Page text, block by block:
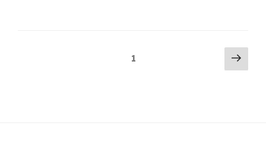
Seitennummerierung1